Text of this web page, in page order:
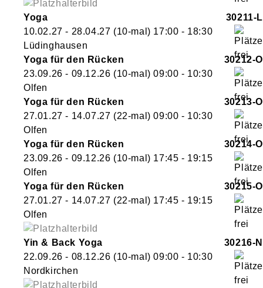
Yoga
30211-L
10.02.27 - 28.04.27 (10-mal) 17:00 - 18:30
Lüdinghausen
Yoga für den Rücken
30212-O
23.09.26 - 09.12.26 (10-mal)09:00 - 10:30
Olfen
Yoga für den Rücken
30213-O
27.01.27 - 14.07.27 (22-mal)09:00 - 10:30
Olfen
Yoga für den Rücken
30214-O
23.09.26 - 09.12.26 (10-mal) 17:45 - 19:15
Olfen
Yoga für den Rücken
30215-O
27.01.27 - 14.07.27 (22-mal) 17:45 - 19:15
Olfen
Yin & Back Yoga
30216-N
22.09.26 - 08.12.26 (10-mal)09:00 - 10:30
Nordkirchen